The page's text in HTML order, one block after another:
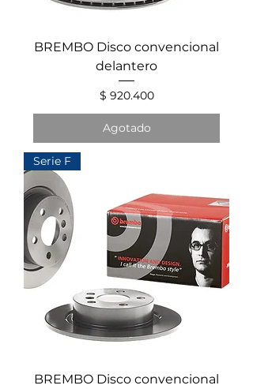
BREMBO Disco convencional
delantero
Precio
$ 920.400
Agotado
Serie F
BREMBO Disco convencional